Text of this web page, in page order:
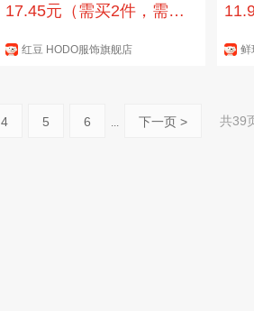
0斤）
17.45元（需买2件，需用
红豆 HODO服饰旗舰店
g*1
鲜
4 5 6 ... 下一页 > 共39